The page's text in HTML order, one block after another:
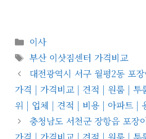
카
테
고
리
이사
태
그
부산 이삿짐센터 가격비교
대전광역시 서구 월평2동 포
가격 | 가격비교 | 견적 | 원룸 | 투
위 | 업체 | 견적 | 비용 | 아파트 |
충청남도 서천군 장항읍 포장